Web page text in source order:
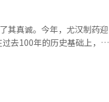
其真诚。今年，尤汉制药迎
去100年的历史基础上，这
为人类健康做出贡献的旅